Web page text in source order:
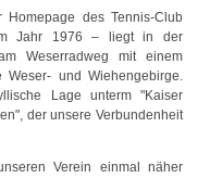
des Tennis-Club
Jahr 1976 – liegt in der
Weserradweg mit einem
Weser- und Wiehengebirge.
Lage unterm "Kaiser
der unsere Verbundenheit
Verein einmal näher